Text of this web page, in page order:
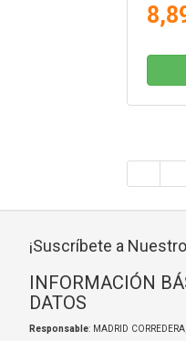
¡Suscríbete a
INFORMACIÓN
DATOS
Responsable: MADRID